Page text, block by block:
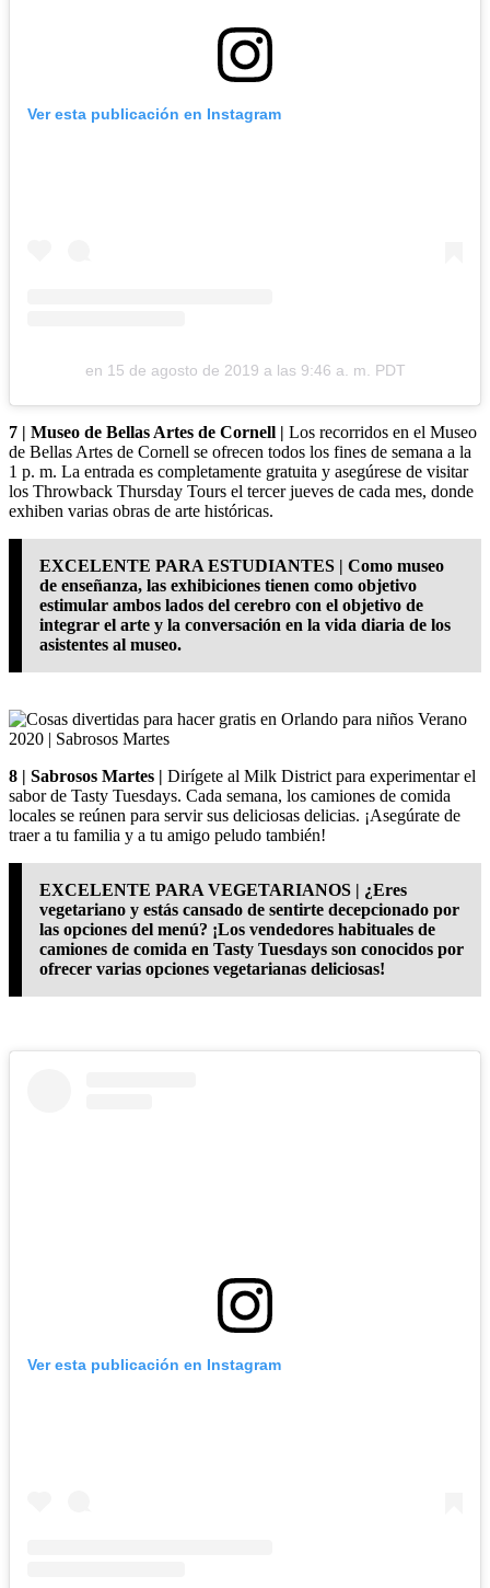
Ver esta publicación en Instagram
en 15 de agosto de 2019 a las 9:46 a. m. PDT
7 | Museo de Bellas Artes de Cornell | Los recorridos en el Museo
de Bellas Artes de Cornell se ofrecen todos los fines de semana a la
1 p. m. La entrada es completamente gratuita y asegúrese de visitar
los Throwback Thursday Tours el tercer jueves de cada mes, donde
exhiben varias obras de arte históricas.
EXCELENTE PARA ESTUDIANTES | Como museo
de enseñanza, las exhibiciones tienen como objetivo
estimular ambos lados del cerebro con el objetivo de
integrar el arte y la conversación en la vida diaria de los
asistentes al museo.
8 | Sabrosos Martes | Dirígete al Milk District para experimentar el
sabor de Tasty Tuesdays. Cada semana, los camiones de comida
locales se reúnen para servir sus deliciosas delicias. ¡Asegúrate de
traer a tu familia y a tu amigo peludo también!
EXCELENTE PARA VEGETARIANOS | ¿Eres
vegetariano y estás cansado de sentirte decepcionado por
las opciones del menú? ¡Los vendedores habituales de
camiones de comida en Tasty Tuesdays son conocidos por
ofrecer varias opciones vegetarianas deliciosas!
Ver esta publicación en Instagram